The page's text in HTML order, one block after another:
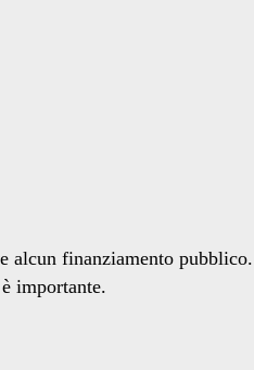
alcun finanziamento pubblico.
importante.